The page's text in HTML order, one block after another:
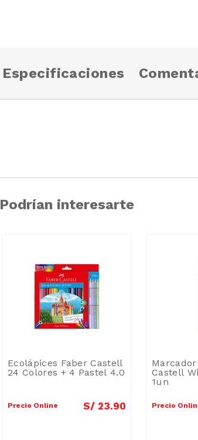
Especificaciones
Podrían interesarte
Ecolápices Faber Castell
24 Colores + 4 Pastel 4.0
Precio Online S/ 23.90
Castell
1un
Precio